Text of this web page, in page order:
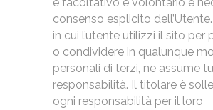
consenso esplicito
in cui l’utente utilizzi il sito per
o condividere in qualunque
personali di terzi, ne assume
responsabilità. Il titolare è
ogni responsabilità per il loro